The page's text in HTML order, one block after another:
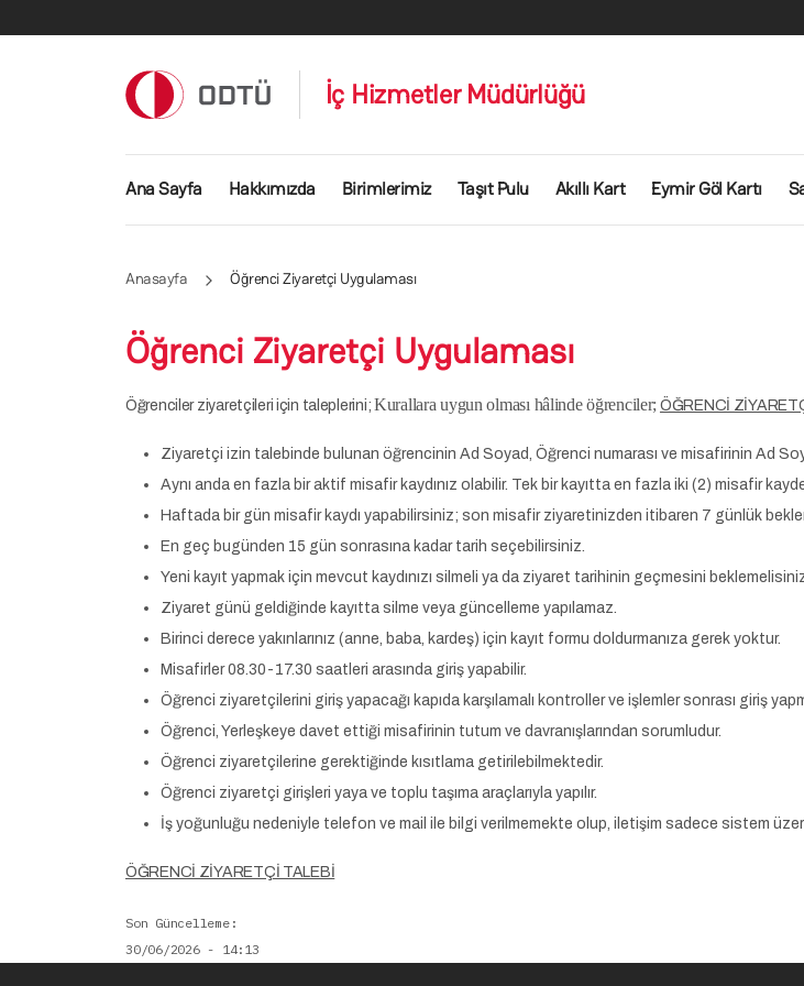
İç Hizmetler Müdürlüğü
Ana gezinti menüsü
Ana Sayfa Hakkımızda Birimlerimiz Taşıt Pulu Akıllı Kart Eymir Göl Kartı
Anasayfa Öğrenci Ziyaretçi Uygulaması
Öğrenci Ziyaretçi Uygulaması
Öğrenciler ziyaretçileri için taleplerini; Kurallara uygun olması hâlinde öğrenciler; ÖĞRENCİ
Ziyaretçi izin talebinde bulunan öğrencinin Ad Soyad, Öğrenci numarası ve misafirinin Ad
Aynı anda en fazla bir aktif misafir kaydınız olabilir. Tek bir kayıtta en fazla iki (2) misafir
Haftada bir gün misafir kaydı yapabilirsiniz; son misafir ziyaretinizden itibaren 7 günlük
En geç bugünden 15 gün sonrasına kadar tarih seçebilirsiniz.
Yeni kayıt yapmak için mevcut kaydınızı silmeli ya da ziyaret tarihinin geçmesini
Ziyaret günü geldiğinde kayıtta silme veya güncelleme yapılamaz.
Birinci derece yakınlarınız (anne, baba, kardeş) için kayıt formu doldurmanıza gerek yoktur.
Misafirler 08.30-17.30 saatleri arasında giriş yapabilir.
Öğrenci ziyaretçilerini giriş yapacağı kapıda karşılamalı kontroller ve işlemler sonrası giriş
Öğrenci, Yerleşkeye davet ettiği misafirinin tutum ve davranışlarından sorumludur.
Öğrenci ziyaretçilerine gerektiğinde kısıtlama getirilebilmektedir.
Öğrenci ziyaretçi girişleri yaya ve toplu taşıma araçlarıyla yapılır.
İş yoğunluğu nedeniyle telefon ve mail ile bilgi verilmemekte olup, iletişim sadece sistem
ÖĞRENCİ ZİYARETÇİ TALEBİ
Son Güncelleme
30/06/2026 - 14:13